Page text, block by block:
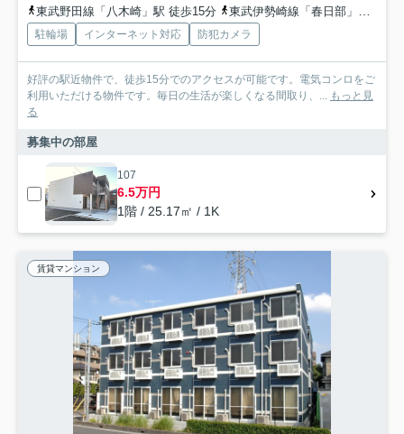
東武野田線「八木崎」駅 徒歩15分
東武伊勢崎線「春日部」駅 徒歩20分
駐輪場 インターネット対応 防犯カメラ
好評の駅近物件で、徒歩15分でのアクセスが可能です。電気コンロをご
利用いただける物件です。毎日の生活が楽しくなる間取り、... もっと見
る
募集中の部屋
107
6.5万円
1階 / 25.17㎡ / 1K
賃貸マンション